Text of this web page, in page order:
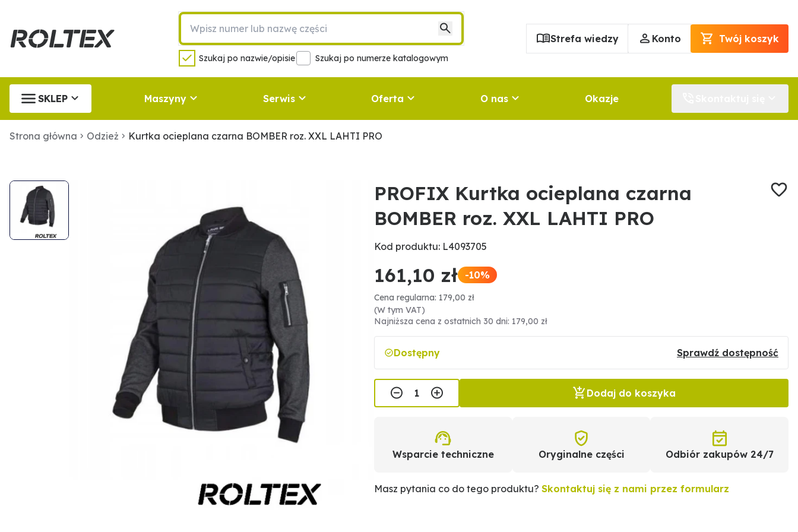
Szukaj po nazwie/opisie Szukaj po numerze katalogowym
Strefa wiedzy Konto Twój koszyk
SKLEP Maszyny Serwis Oferta O nas Okazje
Strona główna Odzież Kurtka ocieplana czarna BOMBER roz. XXL LAHTI PRO
PROFIX Kurtka ocieplana czarna
BOMBER roz. XXL LAHTI PRO
Kod produktu: L4093705
161,10 zł -10%
Cena regularna: 179,00 zł
(W tym VAT)
Najniższa cena z ostatnich 30 dni: 179,00 zł
Dostępny Sprawdź dostępność
Dodaj do koszyka
Wsparcie techniczne Oryginalne części Odbiór zakupów 24/7
Masz pytania co do tego produktu?Skontaktuj się z nami przez formularz